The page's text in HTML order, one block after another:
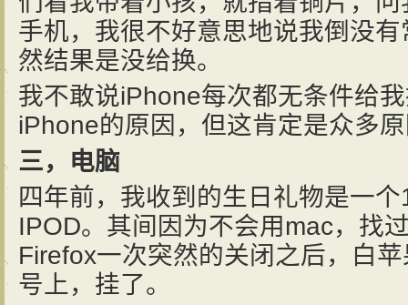
手机，我很不好意思地说我倒没
然结果是没给换。
我不敢说iPhone每次都无条件给
iPhone的原因，但这肯定是众多
三，电脑
四年前，我收到的生日礼物是一
IPOD。其间因为不会用mac，找
Firefox一次突然的关闭之后，白
号上，挂了。